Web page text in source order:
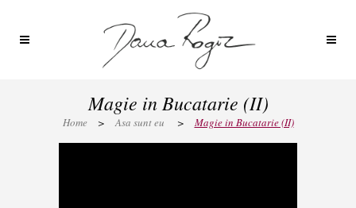
Magie in Bucatarie (II)
Home > Asa sunt eu > Magie in Bucatarie (II)